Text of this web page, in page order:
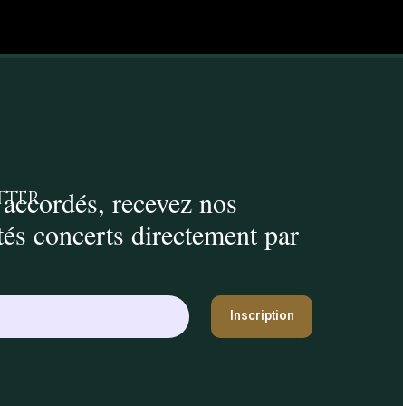
recevez nos
concerts directement par
Inscription